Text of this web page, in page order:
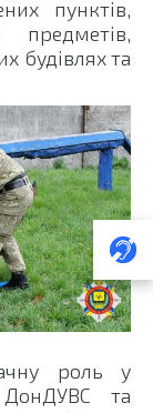
пунктів,
предметів,
будівлях та
роль у
ДонДУВС та